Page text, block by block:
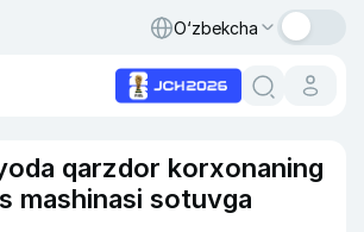
O‘zbekcha
qarzdor korxonaning
mashinasi sotuvga